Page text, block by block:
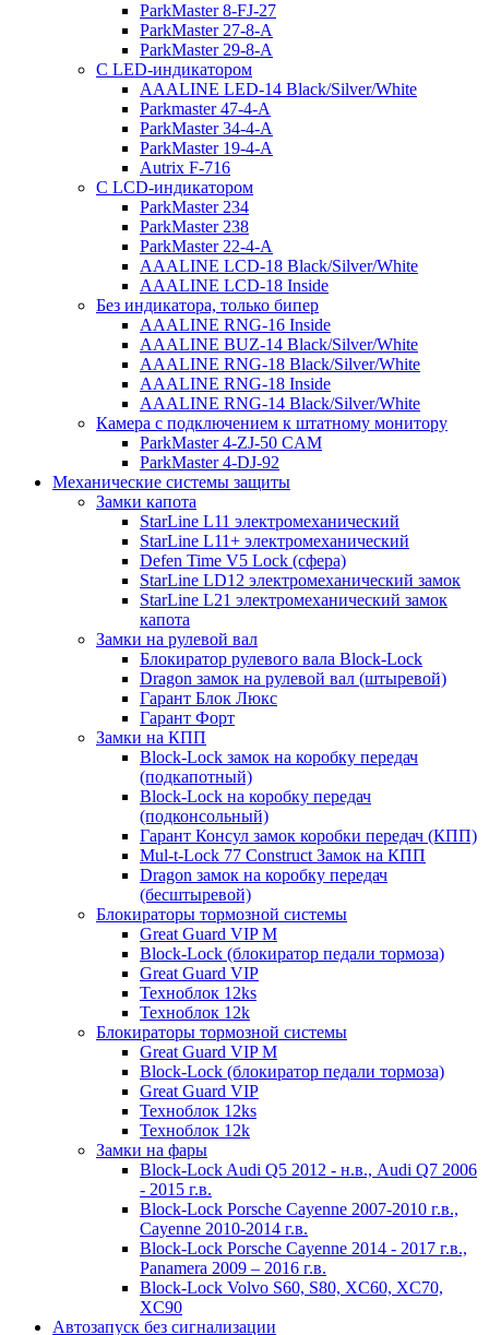
ParkMaster 8-FJ-27
ParkMaster 27-8-A
ParkMaster 29-8-A
С LED-индикатором
AAALINE LED-14 Black/Silver/White
Parkmaster 47-4-A
ParkMaster 34-4-A
ParkMaster 19-4-A
Autrix F-716
С LCD-индикатором
ParkMaster 234
ParkMaster 238
ParkMaster 22-4-A
AAALINE LCD-18 Black/Silver/White
AAALINE LCD-18 Inside
Без индикатора, только бипер
AAALINE RNG-16 Inside
AAALINE BUZ-14 Black/Silver/White
AAALINE RNG-18 Black/Silver/White
AAALINE RNG-18 Inside
AAALINE RNG-14 Black/Silver/White
Камера с подключением к штатному монитору
ParkMaster 4-ZJ-50 CAM
ParkMaster 4-DJ-92
Механические системы защиты
Замки капота
StarLine L11 электромеханический
StarLine L11+ электромеханический
Defen Time V5 Lock (сфера)
StarLine LD12 электромеханический замок
StarLine L21 электромеханический замок
капота
Замки на рулевой вал
Блокиратор рулевого вала Block-Lock
Dragon замок на рулевой вал (штыревой)
Гарант Блок Люкс
Гарант Форт
Замки на КПП
Block-Lock замок на коробку передач
(подкапотный)
Block-Lock на коробку передач
(подконсольный)
Гарант Консул замок коробки передач (КПП)
Mul-t-Lock 77 Construct Замок на КПП
Dragon замок на коробку передач
(бесштыревой)
Блокираторы тормозной системы
Great Guard VIP M
Block-Lock (блокиратор педали тормоза)
Great Guard VIP
Техноблок 12ks
Техноблок 12k
Блокираторы тормозной системы
Great Guard VIP M
Block-Lock (блокиратор педали тормоза)
Great Guard VIP
Техноблок 12ks
Техноблок 12k
Замки на фары
Block-Lock Audi Q5 2012 - н.в., Audi Q7 2006
- 2015 г.в.
Block-Lock Porsche Cayenne 2007-2010 г.в.,
Cayenne 2010-2014 г.в.
Block-Lock Porsche Cayenne 2014 - 2017 г.в.,
Panamera 2009 – 2016 г.в.
Block-Lock Volvo S60, S80, XC60, XC70,
XC90
Автозапуск без сигнализации